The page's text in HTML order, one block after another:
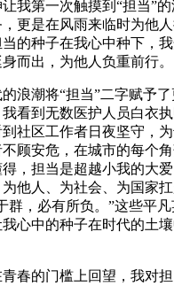
我第一次触摸到“担当”
更是在风雨来临时为他
的种子在我心中种下，
而出，为他人负重前行。
潮将“担当”二字赋予了
看到无数医护人员白衣
社区工作者日夜坚守，
不顾安危，在城市的每个
，担当是超越小我的大
他人、为社会、为国家
群，必有所负。”这些平
心中的种子在时代的土
的门槛上回望，我对担